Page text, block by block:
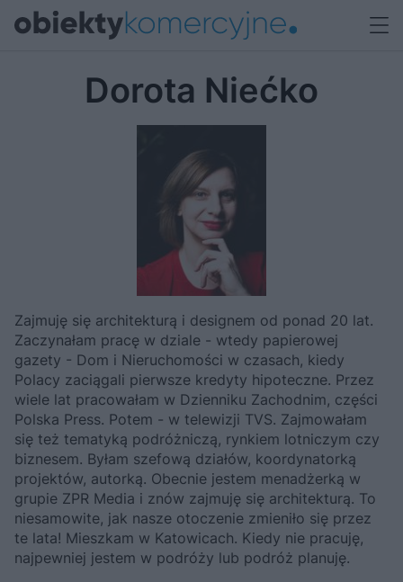
Dorota Niećko
Zajmuję się architekturą i designem od ponad 20 lat.
Zaczynałam pracę w dziale - wtedy papierowej
gazety - Dom i Nieruchomości w czasach, kiedy
Polacy zaciągali pierwsze kredyty hipoteczne. Przez
wiele lat pracowałam w Dzienniku Zachodnim, części
Polska Press. Potem - w telewizji TVS. Zajmowałam
się też tematyką podróżniczą, rynkiem lotniczym czy
biznesem. Byłam szefową działów, koordynatorką
projektów, autorką. Obecnie jestem menadżerką w
grupie ZPR Media i znów zajmuję się architekturą. To
niesamowite, jak nasze otoczenie zmieniło się przez
te lata! Mieszkam w Katowicach. Kiedy nie pracuję,
najpewniej jestem w podróży lub podróż planuję.